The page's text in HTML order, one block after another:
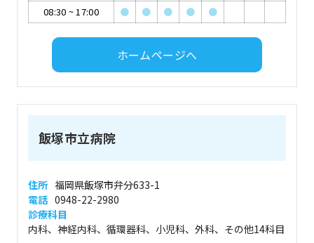
08:30 ~17:00 ● ● ● ● ●
ホームページへ
飯塚市立病院
住所 福岡県飯塚市弁分633-1
電話 0948-22-2980
診療科目
内科、神経内科、循環器科、小児科、外科、その他14科目